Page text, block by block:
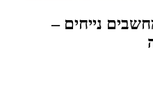
נייחים –